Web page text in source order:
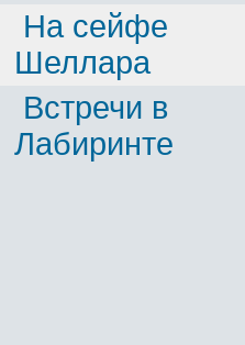
На сейфе
Шеллара
Встречи в
Лабиринте